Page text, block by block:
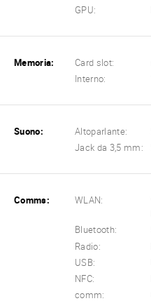
GPU:
Memoria: Card slot:
Interno:
Suono: Altoparlante:
Jack da 3,5 mm:
Comms: WLAN:
Bluetooth:
Radio:
USB:
NFC:
comm: